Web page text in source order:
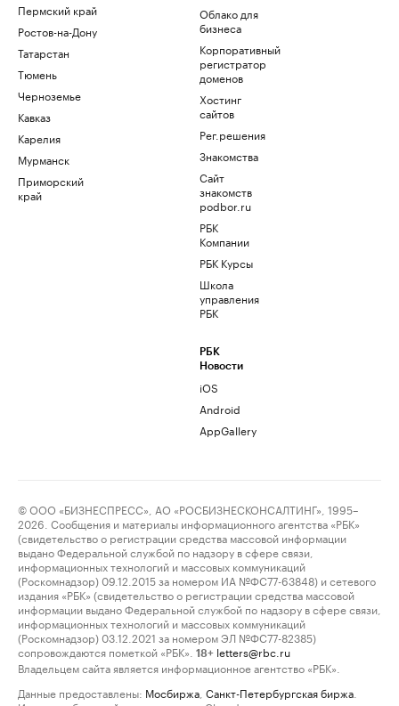
Пермский край
Ростов-на-Дону
Татарстан
Тюмень
Черноземье
Кавказ
Карелия
Мурманск
Приморский
край
Облако для
бизнеса
Корпоративный
регистратор
доменов
Хостинг
сайтов
Рег.решения
Знакомства
Сайт
знакомств
podbor.ru
РБК
Компании
РБК Курсы
Школа
управления
РБК
РБК
Новости
iOS
Android
AppGallery
© ООО «БИЗНЕСПРЕСС», АО «РОСБИЗНЕСКОНСАЛТИНГ», 1995–
2026. Сообщения и материалы информационного агентства «РБК»
(свидетельство о регистрации средства массовой информации
выдано Федеральной службой по надзору в сфере связи,
информационных технологий и массовых коммуникаций
(Роскомнадзор) 09.12.2015 за номером ИА №ФС77-63848) и сетевого
издания «РБК» (свидетельство о регистрации средства массовой
информации выдано Федеральной службой по надзору в сфере связи,
информационных технологий и массовых коммуникаций
(Роскомнадзор) 03.12.2021 за номером ЭЛ №ФС77-82385)
сопровождаются пометкой «РБК».
18+ letters@rbc.ru
Владельцем сайта является информационное агентство «РБК».
Данные предоставлены: Мосбиржа Санкт-Петербургская биржа